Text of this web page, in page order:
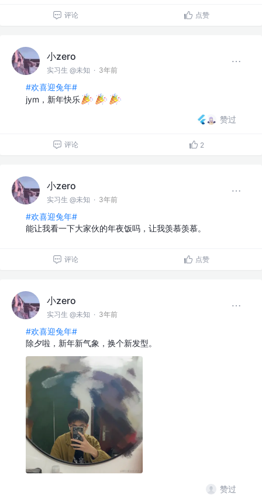
评论 点赞
小zero
实习生 @未知 · 3年前
#欢喜迎兔年#
jym，新年快乐
赞过
评论 2
小zero
实习生 @未知 · 3年前
#欢喜迎兔年#
能让我看一下大家伙的年夜饭吗，让我羡慕羡慕。
评论 点赞
小zero
实习生 @未知 · 3年前
#欢喜迎兔年#
除夕啦，新年新气象，换个新发型。
赞过